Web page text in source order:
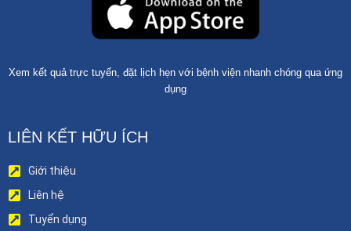
Xem kết quả trực tuyến, đặt lịch hẹn với bệnh viện nhanh chóng qua ứng
dụng
LIÊN KẾT HỮU ÍCH
Giới thiệu
Liên hệ
Tuyển dụng